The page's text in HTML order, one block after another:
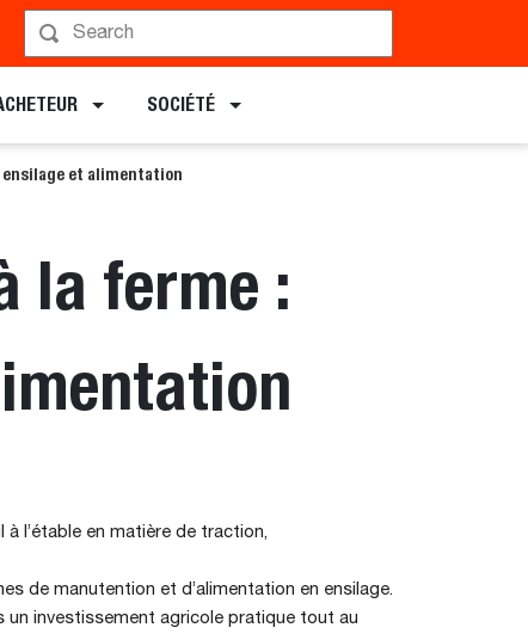
SOCIÉTÉ
ensilage et alimentation
la ferme :
l’étable en matière de traction,
de manutention et d’alimentation en ensilage.
un investissement agricole pratique tout au